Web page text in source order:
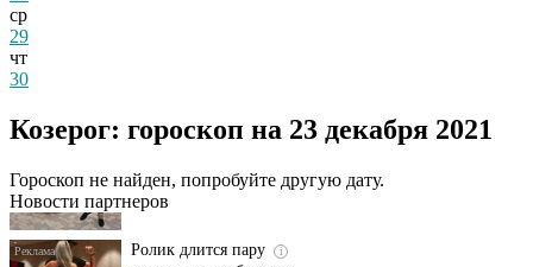
ср
29
чт
30
Козерог: гороскоп на 23 декабря 2021
Гороскоп не найден, попробуйте другую дату.
Новости партнеров
оставит вас без слов!
Пересмотрела 10 раз
секунд, но вы будете в